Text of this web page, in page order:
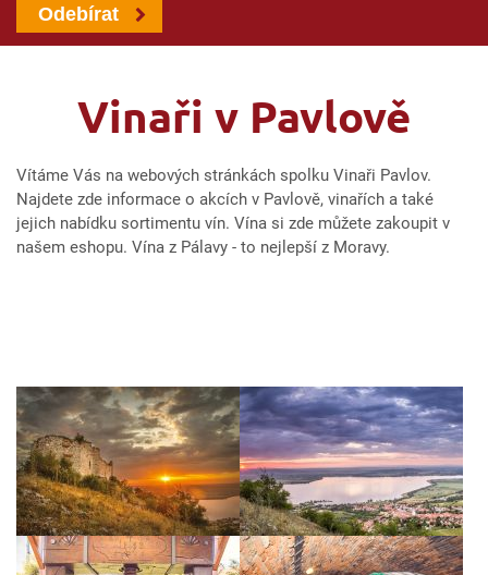
Odebírat
Vinaři v Pavlově
Vítáme Vás na webových stránkách spolku Vinaři Pavlov.
Najdete zde informace o akcích v Pavlově, vinařích a také
jejich nabídku sortimentu vín. Vína si zde můžete zakoupit v
našem eshopu. Vína z Pálavy - to nejlepší z Moravy.